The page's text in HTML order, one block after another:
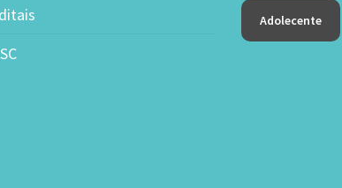
Adolecente